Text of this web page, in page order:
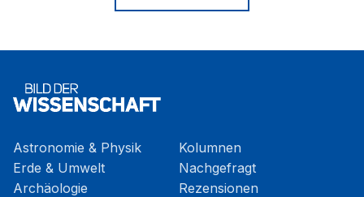
Astronomie & Physik
Erde & Umwelt
Archäologie
Kolumnen
Nachgefragt
Rezensionen